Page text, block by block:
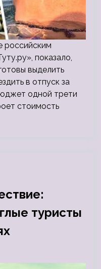
российским
показало,
выделить
в отпуск за
одной трети
стоимость
туристы